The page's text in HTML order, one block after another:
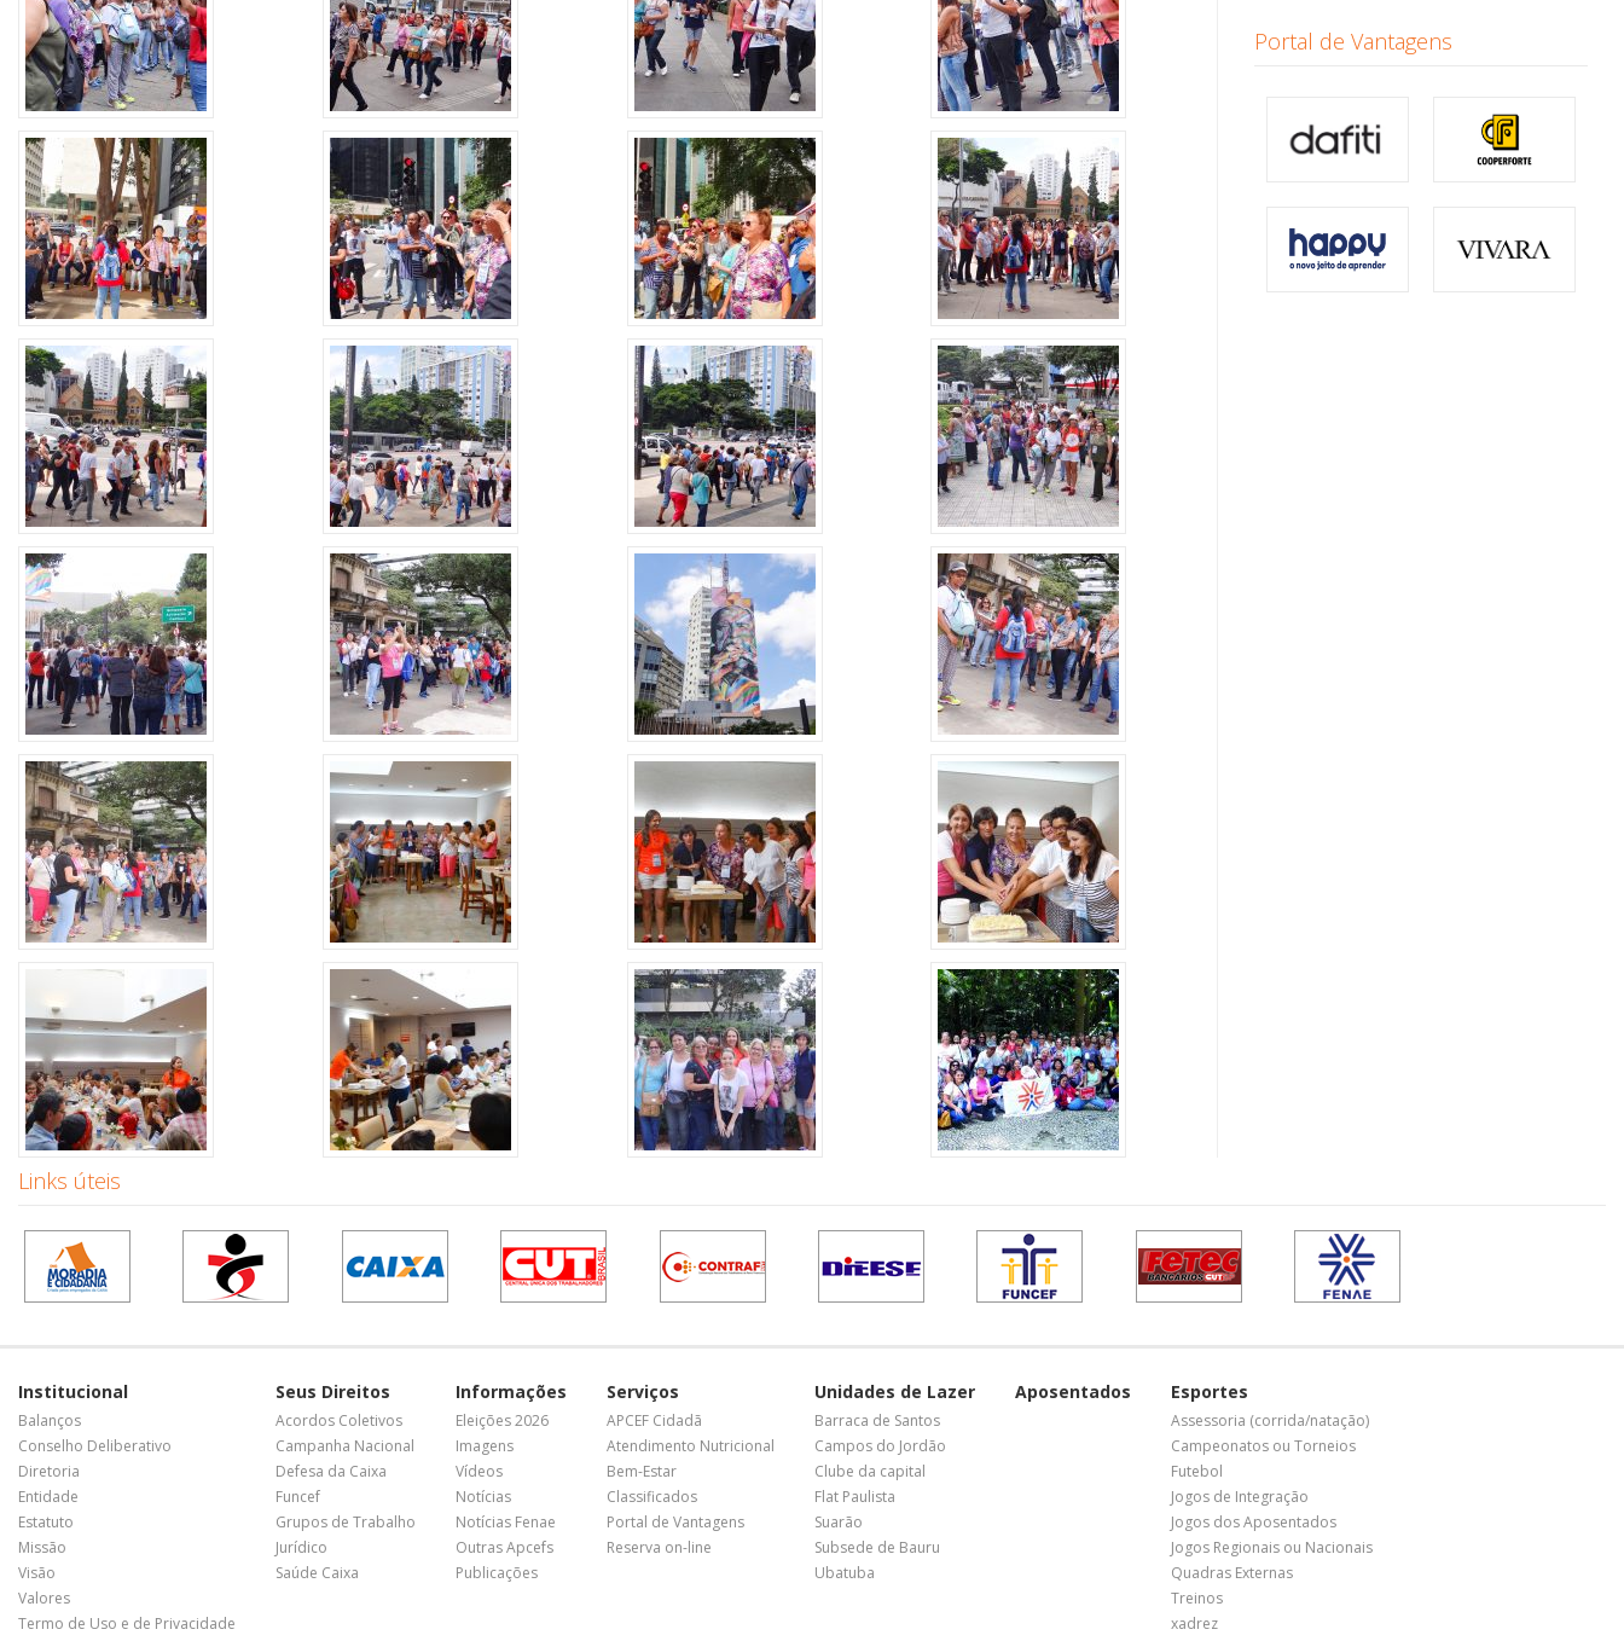
Portal de Vantagens
Links úteis
Institucional
Balanços
Conselho Deliberativo
Diretoria
Entidade
Estatuto
Missão
Visão
Valores
Termo de Uso e de Privacidade
Seus Direitos
Acordos Coletivos
Campanha Nacional
Defesa da Caixa
Funcef
Grupos de Trabalho
Jurídico
Saúde Caixa
Informações
Eleições 2026
Imagens
Vídeos
Notícias
Notícias Fenae
Outras Apcefs
Publicações
Serviços
APCEF Cidadã
Atendimento Nutricional
Bem-Estar
Classificados
Portal de Vantagens
Reserva on-line
Unidades de Lazer
Barraca de Santos
Campos do Jordão
Clube da capital
Flat Paulista
Suarão
Subsede de Bauru
Ubatuba
Aposentados Esportes
Assessoria (corrida/natação)
Campeonatos ou Torneios
Futebol
Jogos de Integração
Jogos dos Aposentados
Jogos Regionais ou Nacionais
Quadras Externas
Treinos
xadrez